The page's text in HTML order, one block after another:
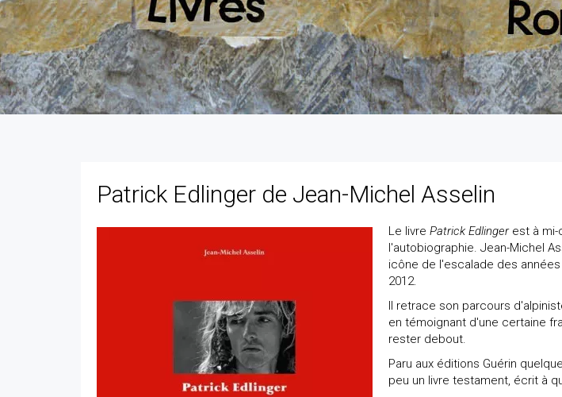
Patrick Edlinger de Jean-Michel Asselin
Le livre Patrick Edlinger est à
l'autobiographie. Jean-Michel
icône de l'escalade des
2012.
Il retrace son parcours
en témoignant d'une certaine
rester debout.
Paru aux éditions Guérin
peu un livre testament, écrit à